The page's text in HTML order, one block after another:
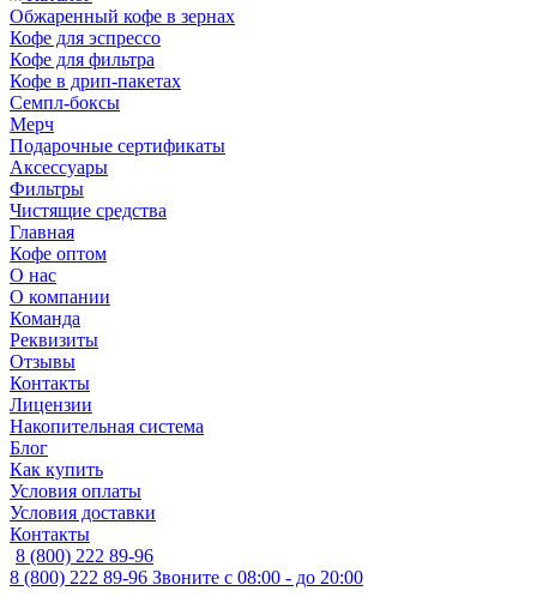
Обжаренный кофе в зернах
Кофе для эспрессо
Кофе для фильтра
Кофе в дрип-пакетах
Семпл-боксы
Мерч
Подарочные сертификаты
Аксессуары
Фильтры
Чистящие средства
Главная
Кофе оптом
О нас
О компании
Команда
Реквизиты
Отзывы
Контакты
Лицензии
Накопительная система
Блог
Как купить
Условия оплаты
Условия доставки
Контакты
8 (800) 222 89-96
8 (800) 222 89-96 Звоните с 08:00 - до 20:00